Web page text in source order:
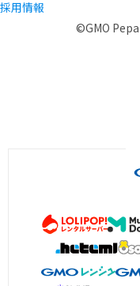
採用情報
©GMO